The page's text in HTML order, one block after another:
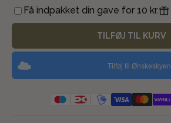
Få indpakket din gave for 10 kr.
TILFØJ TIL KURV
Tilføj til Ønskeskyen